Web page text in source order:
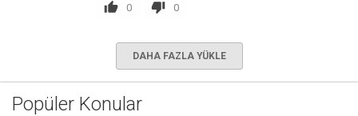
0 0
DAHA FAZLA YÜKLE
Popüler Konular